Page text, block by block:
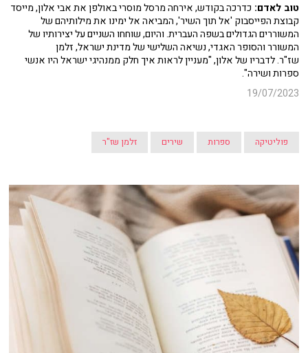
טוב לאדם: כדרכה בקודש, אירחה מרסל מוסרי באולפן את אבי אלון, מייסד
קבוצת הפייסבוק 'אל תוך השיר', המביאה אל ימינו את מילותיהם של
המשוררים הגדולים בשפה העברית. והיום, שוחחו השניים על יצירותיו של
המשורר והסופר האגדי, נשיאה השלישי של מדינת ישראל, זלמן
שז"ר. לדבריו של אלון, "מעניין לראות איך חלק ממנהיגי ישראל היו אנשי
ספרות ושירה".
19/07/2023
פוליטיקה ספרות שירים זלמן שז"ר